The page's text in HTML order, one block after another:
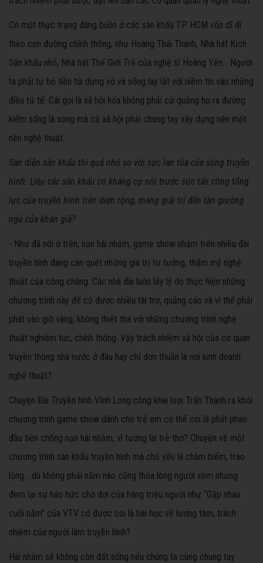
Có một thực trạng đáng buồn ở các sân khấu TP HCM vốn dĩ đi
theo con đường chính thống, như Hoàng Thái Thanh, Nhà hát Kịch
Sân khấu nhỏ, Nhà hát Thế Giới Trẻ của nghệ sĩ Hoàng Yến… Người
ta phải tự bỏ tiền túi dựng vở và sống lay lắt với niềm tin vào những
điều tử tế. Cái gọi là xã hội hóa không phải cứ quăng họ ra đường
kiếm sống là xong mà cả xã hội phải chung tay xây dựng nên một
nền nghệ thuật.
Sàn diễn sân khấu thì quá nhỏ so với sức lan tỏa của sóng truyền
hình. Liệu các sân khấu có kháng cự nổi trước sức tấn công tổng
lực của truyền hình trên diện rộng, mang giải trí đến tận giường
ngủ của khán giả?
- Như đã nói ở trên, nạn hài nhảm, game show nhảm trên nhiều đài
truyền hình đang càn quét những giá trị tư tưởng, thẩm mỹ nghệ
thuật của công chúng. Các nhà đài luôn lấy lý do thực hiện những
chương trình này để có được nhiều tài trợ, quảng cáo và vì thế phải
phát vào giờ vàng; không thiết tha với những chương trình nghệ
thuật nghiêm túc, chính thống. Vậy trách nhiệm xã hội của cơ quan
truyền thông nhà nước ở đâu hay chỉ đơn thuần là nơi kinh doanh
nghệ thuật?
Chuyện Đài Truyền hình Vĩnh Long công khai loại Trấn Thành ra khỏi
chương trình game show dành cho trẻ em có thể coi là phát pháo
đầu tiên chống nạn hài nhảm, vì tương lai trẻ thơ? Chuyện về một
chương trình sân khấu truyền hình mà chủ yếu là châm biếm, trào
lộng… dù không phải năm nào cũng thỏa lòng người xem nhưng
đem lại sự háo hức chờ đợi của hàng triệu người như “Gặp nhau
cuối năm” của VTV có được coi là bài học về lương tâm, trách
nhiệm của người làm truyền hình?
Hài nhảm sẽ không còn đất sống nếu chúng ta cùng chung tay